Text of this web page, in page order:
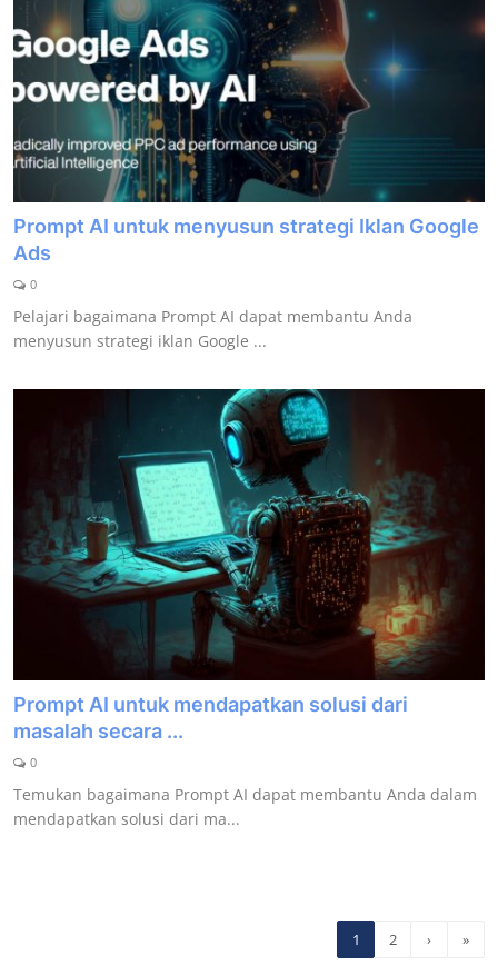
Prompt AI untuk menyusun strategi Iklan Google
Ads
0
Pelajari bagaimana Prompt AI dapat membantu Anda
menyusun strategi iklan Google ...
Prompt AI untuk mendapatkan solusi dari
masalah secara ...
0
Temukan bagaimana Prompt AI dapat membantu Anda dalam
mendapatkan solusi dari ma...
1 2 › »